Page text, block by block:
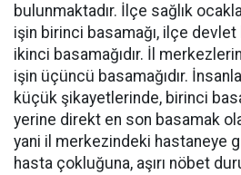
bulunmaktadır. İlçe sağlık
işin birinci basamağı, ilçe
ikinci basamağıdır. İl
işin üçüncü basamağıdır.
küçük şikayetlerinde, birinci
yerine direkt en son basamak
yani il merkezindeki hastaneye
hasta çokluğuna, aşırı nöbet